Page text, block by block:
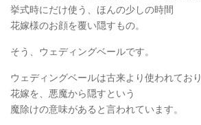
挙式時にだけ使う、ほんの少しの時間
花嫁様のお顔を覆い隠すもの。
そう、ウェディングベールです。
ウェディングベールは古来より使われており
花嫁を、悪魔から隠すという
魔除けの意味があると言われています。